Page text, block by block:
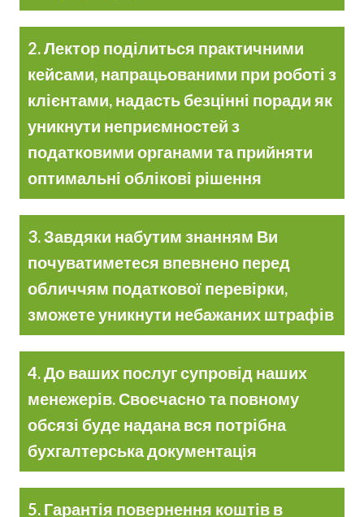
2. Лектор поділиться практичними
кейсами, напрацьованими при роботі з
клієнтами, надасть безцінні поради як
уникнути неприємностей з
податковими органами та прийняти
оптимальні облікові рішення
3. Завдяки набутим знанням Ви
почуватиметеся впевнено перед
обличчям податкової перевірки,
зможете уникнути небажаних штрафів
4. До ваших послуг супровід наших
менежерів. Своєчасно та повному
обсязі буде надана вся потрібна
бухгалтерська документація
5. Гарантія повернення коштів в